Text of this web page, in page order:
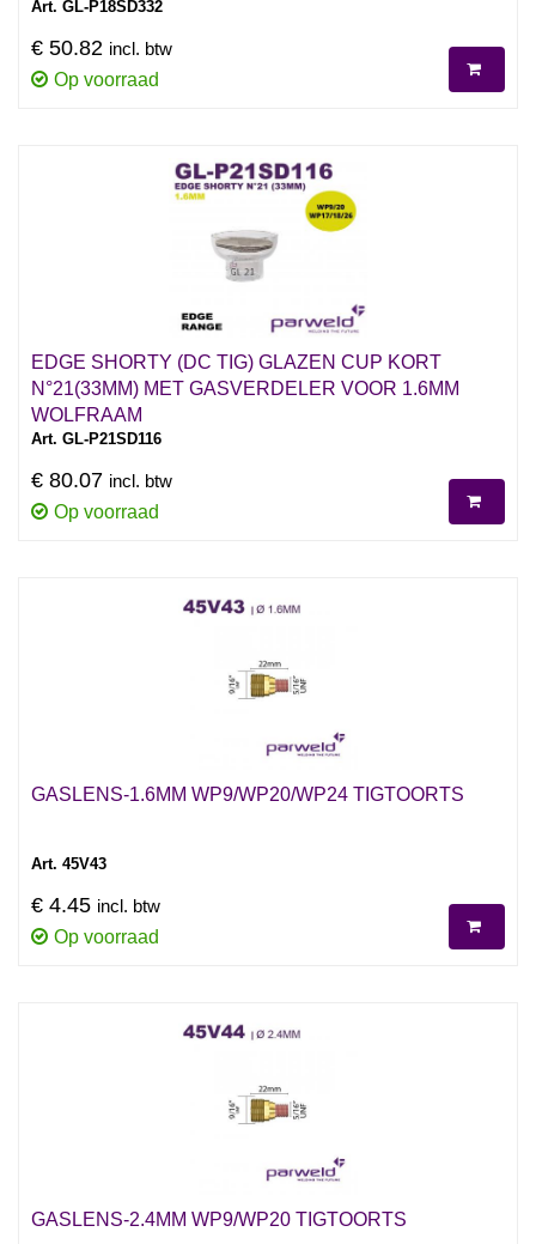
Art. GL-P18SD332
€ 50.82 incl. btw
Op voorraad
EDGE SHORTY (DC TIG) GLAZEN CUP KORT
N°21(33MM) MET GASVERDELER VOOR 1.6MM
WOLFRAAM
Art. GL-P21SD116
€ 80.07 incl. btw
Op voorraad
GASLENS-1.6MM WP9/WP20/WP24 TIGTOORTS
Art. 45V43
€ 4.45 incl. btw
Op voorraad
GASLENS-2.4MM WP9/WP20 TIGTOORTS